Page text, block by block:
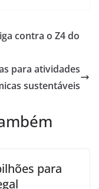
contra o Z4 do
para atividades
sustentáveis
para